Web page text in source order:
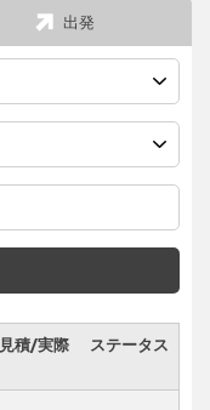
出発
見積/実際 ステータス